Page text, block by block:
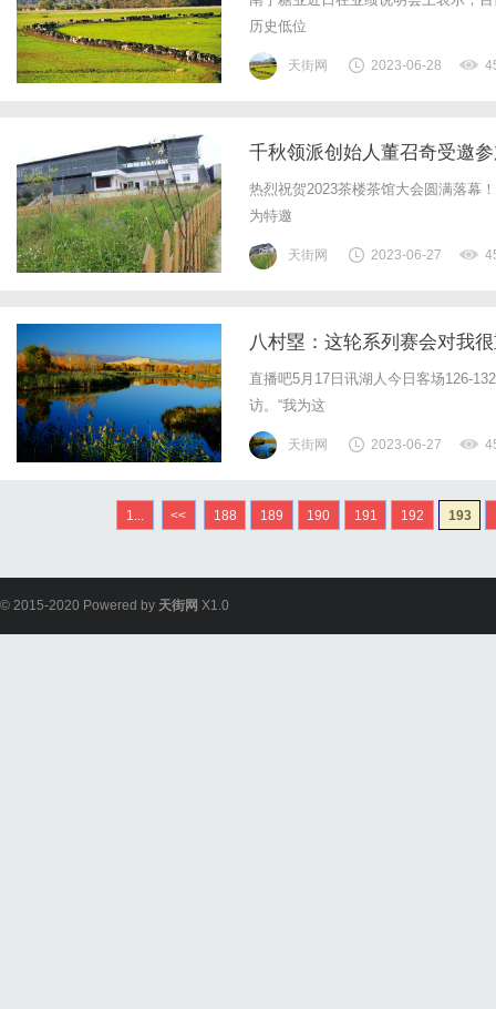
历史低位
天街网 2023-06-28
千秋领派创始人董召奇受邀
热烈祝贺2023茶楼茶馆大会圆满落幕
为特邀
天街网 2023-06-27
八村塁：这轮系列赛会对我
直播吧5月17日讯湖人今日客场126-
访。“我为这
天街网 2023-06-27
1... << 188 189 190 191 192 193
© 2015-2020 Powered by 天街网 X1.0